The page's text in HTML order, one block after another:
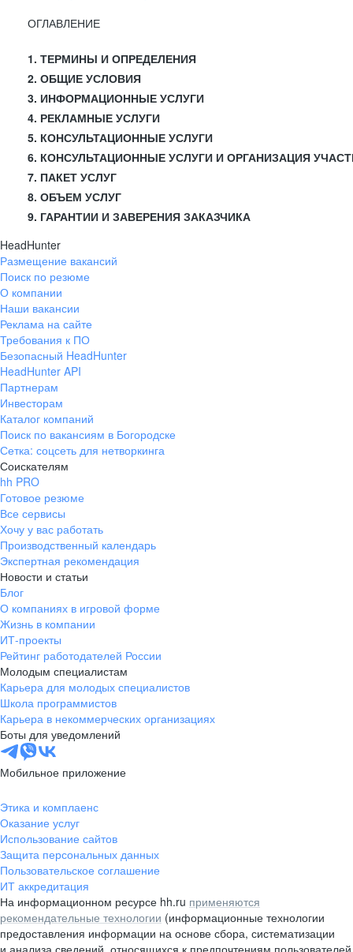
ОГЛАВЛЕНИЕ
1. ТЕРМИНЫ И ОПРЕДЕЛЕНИЯ
2. ОБЩИЕ УСЛОВИЯ
3. ИНФОРМАЦИОННЫЕ УСЛУГИ
4. РЕКЛАМНЫЕ УСЛУГИ
5. КОНСУЛЬТАЦИОННЫЕ УСЛУГИ
6. КОНСУЛЬТАЦИОННЫЕ УСЛУГИ И ОРГАНИЗАЦИЯ
7. ПАКЕТ УСЛУГ
8. ОБЪЕМ УСЛУГ
9. ГАРАНТИИ И ЗАВЕРЕНИЯ ЗАКАЗЧИКА
HeadHunter
Размещение вакансий
Поиск по резюме
О компании
Наши вакансии
Реклама на сайте
Требования к ПО
Безопасный HeadHunter
HeadHunter API
Партнерам
Инвесторам
Каталог компаний
Поиск по вакансиям в Богородске
Сетка: соцсеть для нетворкинга
Соискателям
hh PRO
Готовое резюме
Все сервисы
Хочу у вас работать
Производственный календарь
Экспертная рекомендация
Новости и статьи
Блог
О компаниях в игровой форме
Жизнь в компании
ИТ-проекты
Рейтинг работодателей России
Молодым специалистам
Карьера для молодых специалистов
Школа программистов
Карьера в некоммерческих организациях
Боты для уведомлений
Мобильное приложение
Этика и комплаенс
Оказание услуг
Использование сайтов
Защита персональных данных
Пользовательское соглашение
ИТ аккредитация
На информационном ресурсе hh.ru применяются
рекомендательные технологии (информационные технологии
предоставления информации на основе сбора, систематизации
и анализа сведений, относящихся к предпочтениям пользователей